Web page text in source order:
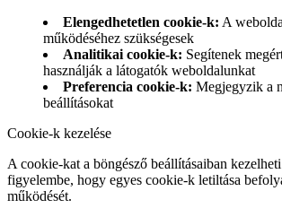
Elengedhetetlen cookie-k: A
működéséhez szükségesek
Analitikai cookie-k: Segítenek
használják a látogatók weboldalunkat
Preferencia cookie-k: Megjegyzik a
beállításokat
Cookie-k kezelése
A cookie-kat a böngésző beállításaiban
figyelembe, hogy egyes cookie-k letiltása
működését.